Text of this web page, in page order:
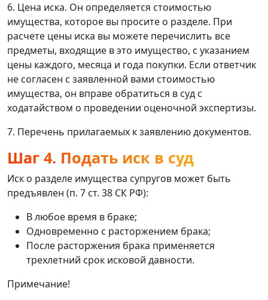
6. Цена иска. Он определяется стоимостью
имущества, которое вы просите о разделе. При
расчете цены иска вы можете перечислить все
предметы, входящие в это имущество, с указанием
цены каждого, месяца и года покупки. Если ответчик
не согласен с заявленной вами стоимостью
имущества, он вправе обратиться в суд с
ходатайством о проведении оценочной экспертизы.
7. Перечень прилагаемых к заявлению документов.
Шаг 4. Подать иск в суд
Иск о разделе имущества супругов может быть
предъявлен (п. 7 ст. 38 СК РФ):
В любое время в браке;
Одновременно с расторжением брака;
После расторжения брака применяется
трехлетний срок исковой давности.
Примечание!